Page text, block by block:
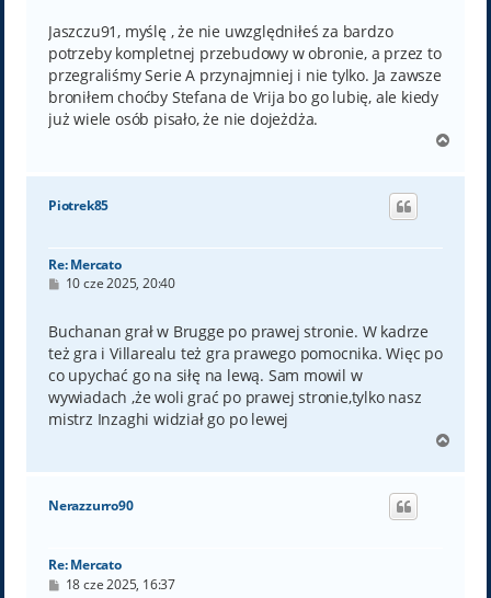
Jaszczu91, myślę , że nie uwzględniłeś za bardzo
potrzeby kompletnej przebudowy w obronie, a przez to
przegraliśmy Serie A przynajmniej i nie tylko. Ja zawsze
broniłem choćby Stefana de Vrija bo go lubię, ale kiedy
już wiele osób pisało, że nie dojeżdża.
g
Piotrek85
Re: Mercato
P
t
10 cze 2025, 20:40
Buchanan grał w Brugge po prawej stronie. W kadrze
też gra i Villarealu też gra prawego pomocnika. Więc po
co upychać go na siłę na lewą. Sam mowil w
wywiadach ,że woli grać po prawej stronie,tylko nasz
mistrz Inzaghi widział go po lewej
g
Nerazzurro90
Re: Mercato
P18 cze 2025, 16:37